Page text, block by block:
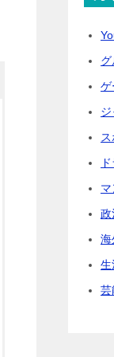
グ
ゲ
政
海
生
芸